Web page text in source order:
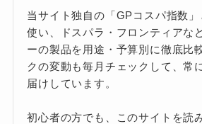
当サイト独自の「GPコスパ指数
使い、ドスパラ・フロンティアな
ーの製品を用途・予算別に徹底比
クの変動も毎月チェックして、常
届けしています。
初心者の方でも、このサイトを読